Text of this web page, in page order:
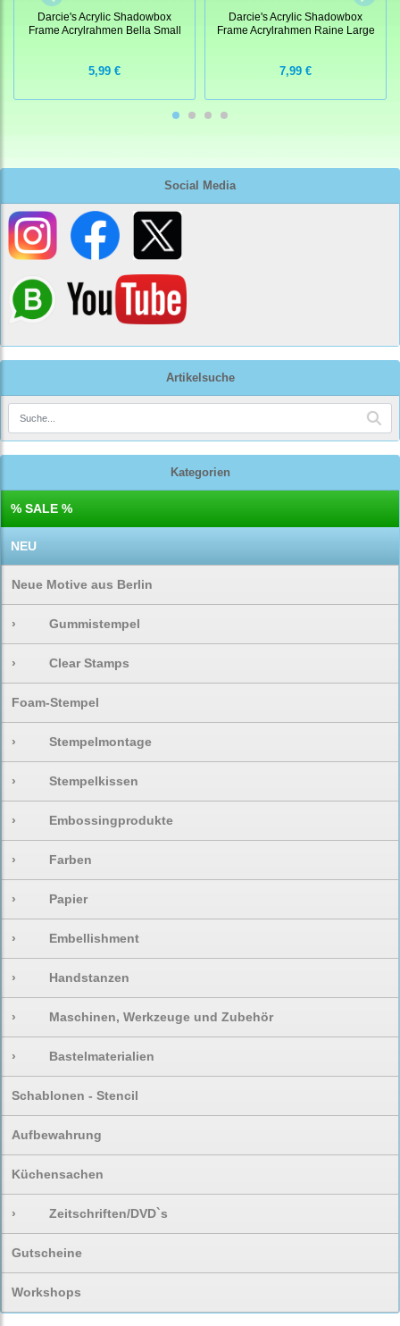
Social Media
Artikelsuche
Kategorien
% SALE %
NEU
Neue Motive aus Berlin
› Gummistempel
› Clear Stamps
Foam-Stempel
› Stempelmontage
› Stempelkissen
› Embossingprodukte
› Farben
› Papier
› Embellishment
› Handstanzen
› Maschinen, Werkzeuge und Zubehör
› Bastelmaterialien
Schablonen - Stencil
Aufbewahrung
Küchensachen
› Zeitschriften/DVD`s
Gutscheine
Workshops
Darcie's Acrylic Shadowbox
Frame Acrylrahmen Bella Small
5,99 €
Darcie's Acrylic Shadowbox
Frame Acrylrahmen Raine Large
7,99 €